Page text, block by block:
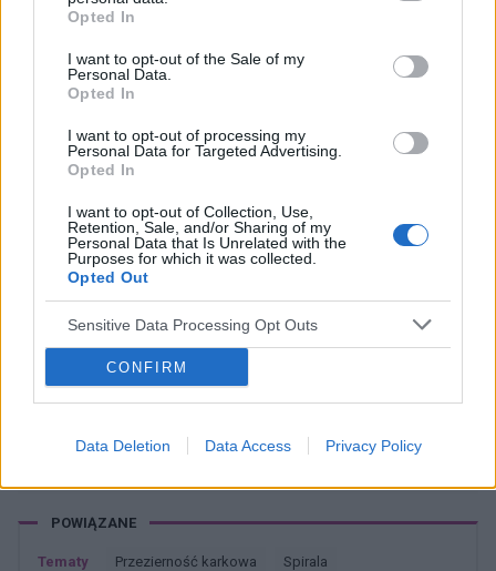
Opted In
I want to opt-out of the Sale of my
Personal Data.
Opted In
I want to opt-out of processing my
Personal Data for Targeted Advertising.
Opted In
I want to opt-out of Collection, Use,
Retention, Sale, and/or Sharing of my
Personal Data that Is Unrelated with the
Purposes for which it was collected.
Opted Out
Sensitive Data Processing Opt Outs
CONFIRM
Data Deletion Data Access Privacy Policy
Obtarcie blon sluzowych pochwy
seksu.Krew poleciala i jest pieczenie podczas
sikania i napuchniete .Jaka masc albo zel
Forum:
pacjentki
gość
Jestem po poronieniu i brałam profilaktycznie
doxycycline i w tym samym miesiącu dostalam
zapalenie pęcherza moczowego i brałam też
10 dni ,ciąża wykluczona beta HCG
przedwczoraj 0,2 a na wizycie u ginekologa
usłyszałam tylko że on nic tu nie widzi i że
czy okres powinien przyjść w tym miesiącu czy
to coś poważniejszego ?
Forum:Ginekologia - forum dla rodziny i
POWIĄZANE
Tematy przezierność karkowa spirala